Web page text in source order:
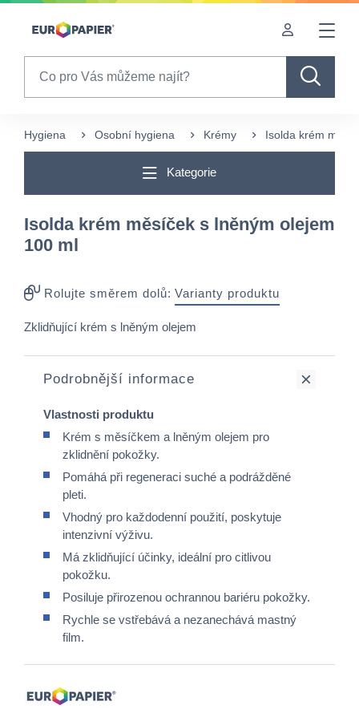
Table Of Content
Hygiena Osobní hygiena Krémy Isolda krém
Kategorie
Isolda krém měsíček s lněným olejem
100 ml
Rolujte směrem dolů: Varianty produktu
Zklidňující krém s lněným olejem
Podrobnější informace
Vlastnosti produktu
Krém s měsíčkem a lněným olejem pro
zklidnění pokožky.
Pomáhá při regeneraci suché a podrážděné
pleti.
Vhodný pro každodenní použití, poskytuje
intenzivní výživu.
Má zklidňující účinky, ideální pro citlivou
pokožku.
Posiluje přirozenou ochrannou bariéru pokožky.
Rychle se vstřebává a nezanechává mastný
film.